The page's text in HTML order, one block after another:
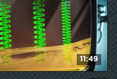
11:49